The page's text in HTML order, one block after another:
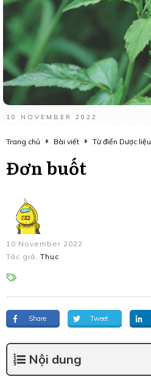
10 NOVEMBER 2022
Trang chủ Bài viết Từ điển Dược liệu
Đơn buốt
10 November 2022
Tác giả: Thuc
Share Tweet
Nội dung